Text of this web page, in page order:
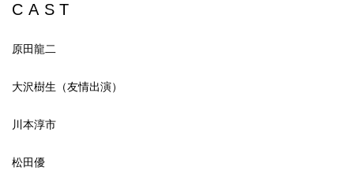
CAST
原田龍二
大沢樹生（友情出演）
川本淳市
松田優